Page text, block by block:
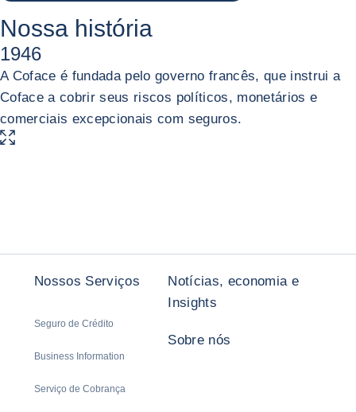
Nossa história
1946
A Coface é fundada pelo governo francês, que instrui a
Coface a cobrir seus riscos políticos, monetários e
comerciais excepcionais com seguros.
AMPLIAR IMAGEM
Nossos Serviços
Seguro de Crédito
Business Information
Serviço de Cobrança
Notícias, economia e
Insights
Sobre nós